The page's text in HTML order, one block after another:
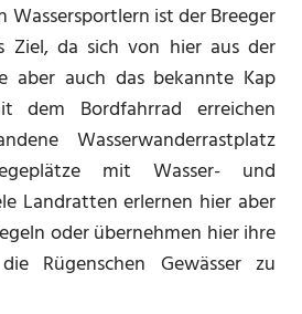
Wassersportlern ist der Breeger
Ziel, da sich von hier aus der
aber auch das bekannte Kap
dem Bordfahrrad erreichen
Wasserwanderrastplatz
mit Wasser- und
Landratten erlernen hier aber
oder übernehmen hier ihre
Rügenschen Gewässer zu